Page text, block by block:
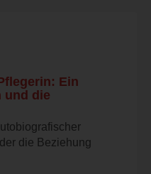
Ein
und die
die Beziehung